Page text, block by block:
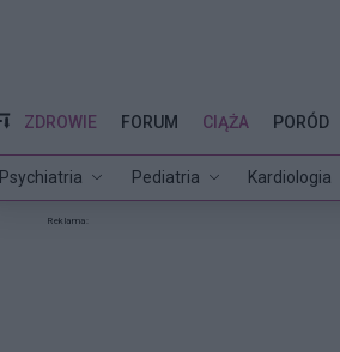
ZDROWIE
Psychiatria Pediatria Kardiologia
FORUM CIĄŻA PORÓD
Reklama: